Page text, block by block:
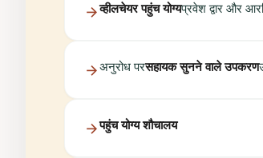
व्हीलचेयर पहुंच योग्यप्रवेश द्वार और
अनुरोध परसहायक सुनने वाले उपकरण
पहुंच योग्य शौचालय